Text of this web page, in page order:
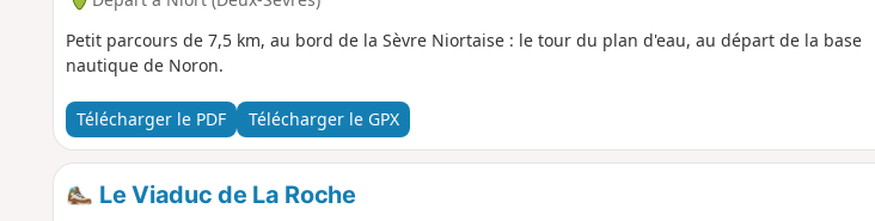
Petit parcours de 7,5 km, au bord de la Sèvre Niortaise : le tour du plan d'eau, au départ de la base
nautique de Noron.
Télécharger le PDF Télécharger le GPX
Le Viaduc de La Roche